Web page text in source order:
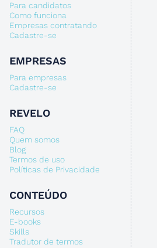
Para candidatos
Como funciona
Empresas contratando
Cadastre-se
EMPRESAS
Para empresas
Cadastre-se
REVELO
FAQ
Quem somos
Blog
Termos de uso
Políticas de Privacidade
CONTEÚDO
Recursos
E-books
Skills
Tradutor de termos